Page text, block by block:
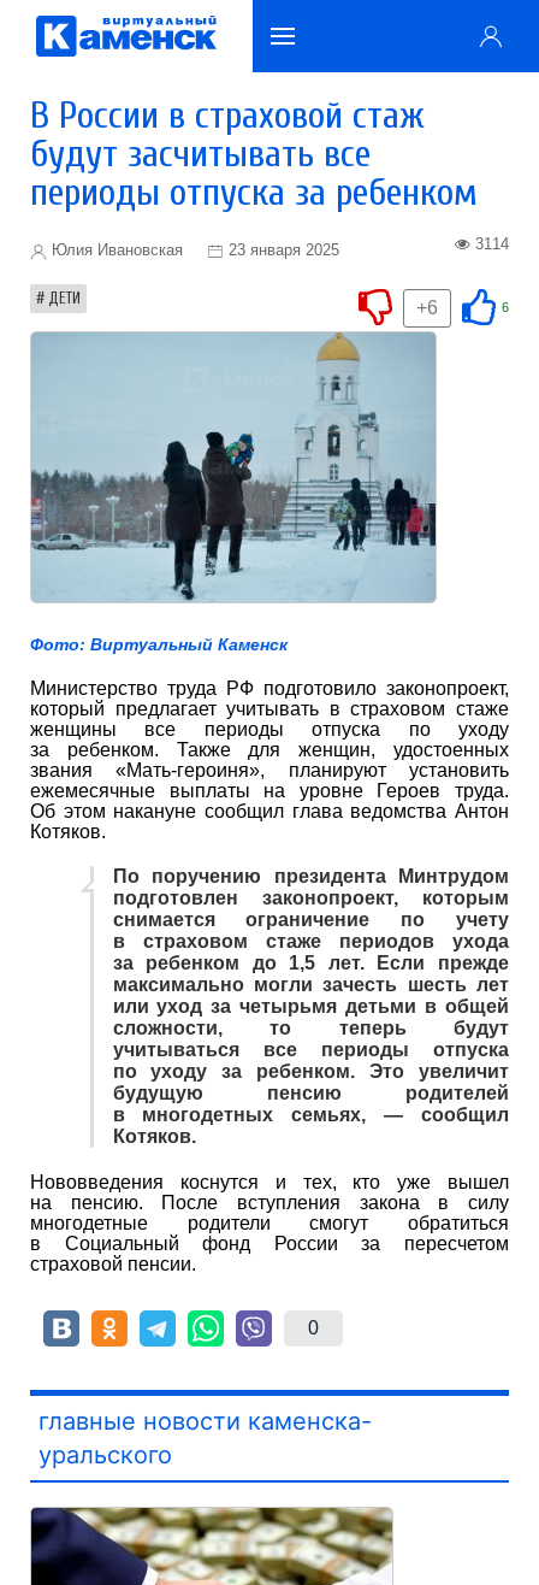
В России в страховой стаж
будут засчитывать все
периоды отпуска за ребенком
Юлия Ивановская 23 января 2025 3114
ДЕТИ 6
+6
Фото: Виртуальный Каменск
Министерство труда РФ подготовило законопроект,
который предлагает учитывать в страховом стаже
женщины все периоды отпуска по уходу
за ребенком. Также для женщин, удостоенных
звания «Мать-героиня», планируют установить
ежемесячные выплаты на уровне Героев труда.
Об этом накануне сообщил глава ведомства Антон
Котяков.
По поручению президента Минтрудом
подготовлен законопроект, которым
снимается ограничение по учету
в страховом стаже периодов ухода
за ребенком до 1,5 лет. Если прежде
максимально могли зачесть шесть лет
или уход за четырьмя детьми в общей
сложности, то теперь будут
учитываться все периоды отпуска
по уходу за ребенком. Это увеличит
будущую пенсию родителей
в многодетных семьях, — сообщил
Котяков.
Нововведения коснутся и тех, кто уже вышел
на пенсию. После вступления закона в силу
многодетные родители смогут обратиться
в Социальный фонд России за пересчетом
страховой пенсии.
0
главные новости каменска-
уральского